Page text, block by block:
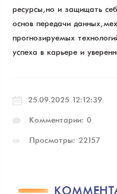
ресурсы, но и защищать
основ передачи данных,
прогнозируемых
успеха в карьере и
25.09.2025 12:12:39
Комментарии: 0
Просмотры: 22157